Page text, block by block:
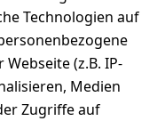
Sie für Details
Technologien auf
(z.B. IP-
Medien
Zugriffe auf